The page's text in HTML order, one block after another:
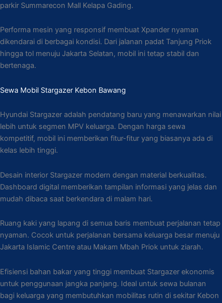
parkir Summarecon Mall Kelapa Gading.
Performa mesin yang responsif membuat Xpander nyaman
dikendarai di berbagai kondisi. Dari jalanan padat Tanjung Priok
hingga tol menuju Jakarta Selatan, mobil ini tetap stabil dan
bertenaga.
Sewa Mobil Stargazer Kebon Bawang
Hyundai Stargazer adalah pendatang baru yang menawarkan nilai
lebih untuk segmen MPV keluarga. Dengan harga sewa
kompetitif, mobil ini memberikan fitur-fitur yang biasanya ada di
kelas lebih tinggi.
Desain interior Stargazer modern dengan material berkualitas.
Dashboard digital memberikan tampilan informasi yang jelas dan
mudah dibaca saat berkendara di malam hari.
Ruang kaki yang lapang di semua baris membuat perjalanan tetap
nyaman. Cocok untuk perjalanan bersama keluarga besar menuju
Jakarta Islamic Centre atau Makam Mbah Priok untuk ziarah.
Efisiensi bahan bakar yang tinggi membuat Stargazer ekonomis
untuk penggunaan jangka panjang. Ideal untuk sewa bulanan
bagi keluarga yang membutuhkan mobilitas rutin di sekitar Kebon